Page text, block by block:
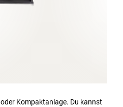
Kompaktanlage. Du kannst